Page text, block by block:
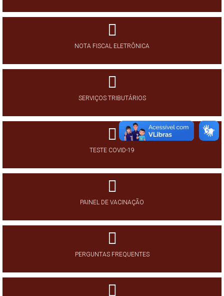
NOTA FISCAL ELETRÔNICA
SERVIÇOS TRIBUTÁRIOS
TESTE COVID-19
PAINEL DE VACINAÇÃO
PERGUNTAS FREQUENTES